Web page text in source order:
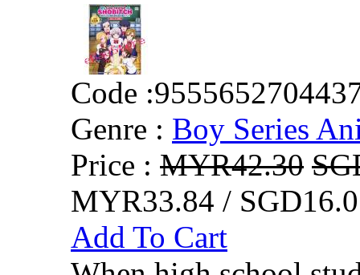
Code :
Genre : Boy Series
Price : MYR42.30
MYR33.84 /
Add To Cart